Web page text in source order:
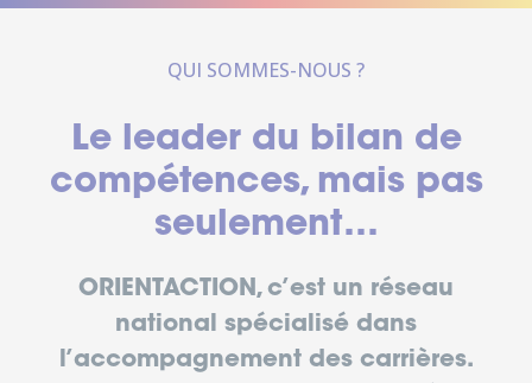
QUI SOMMES-NOUS ?
Le leader du bilan de
compétences, mais pas
seulement…
ORIENTACTION, c’est un réseau
national spécialisé dans
l’accompagnement des carrières.